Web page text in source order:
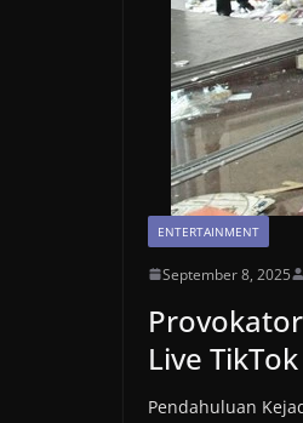
ENTERTAINMENT
September 8, 2025
Live TikTok
Pendahuluan